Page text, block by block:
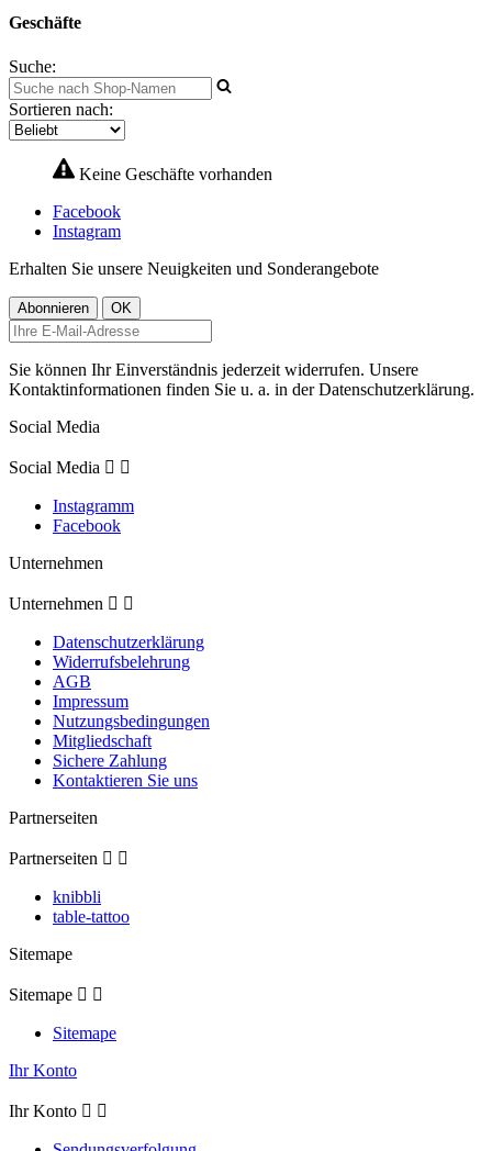
Geschäfte
Suche:
Sortieren nach:
Keine Geschäfte vorhanden
Facebook
Instagram
Erhalten Sie unsere Neuigkeiten und Sonderangebote
Sie können Ihr Einverständnis jederzeit widerrufen. Unsere
Kontaktinformationen finden Sie u. a. in der Datenschutzerklärung.
Social Media
Social Media  
Instagramm
Facebook
Unternehmen
Unternehmen  
Datenschutzerklärung
Widerrufsbelehrung
AGB
Impressum
Nutzungsbedingungen
Mitgliedschaft
Sichere Zahlung
Kontaktieren Sie uns
Partnerseiten
Partnerseiten  
knibbli
table-tattoo
Sitemape
Sitemape  
Sitemape
Ihr Konto
Ihr Konto  